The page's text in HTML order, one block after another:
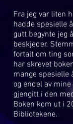
Fra jeg var liten
hadde spesielle
gutt begynte jeg
beskjeder.
fortalt om ting
har skrevet
mange spesielle
og endel av
gjengitt i den
Boken kom ut i
Bibliotekene.